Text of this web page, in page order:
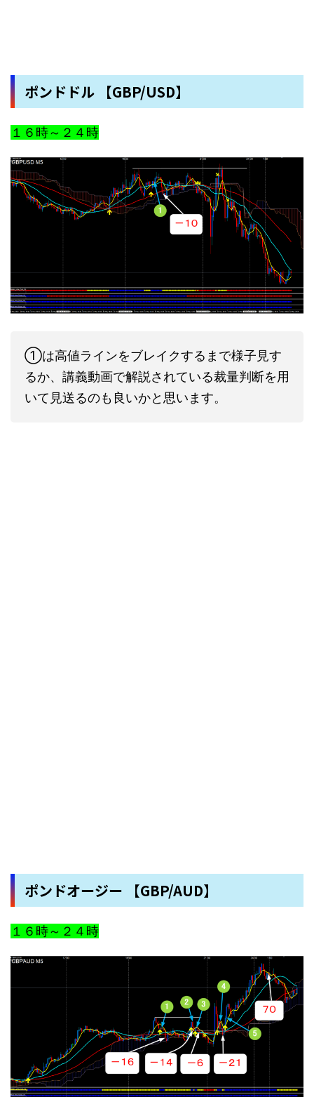
ポンドドル 【GBP/USD】
１６時～２４時
①は高値ラインをブレイクするまで様子見す
るか、講義動画で解説されている裁量判断を用
いて見送るのも良いかと思います。
ポンドオージー 【GBP/AUD】
１６時～２４時